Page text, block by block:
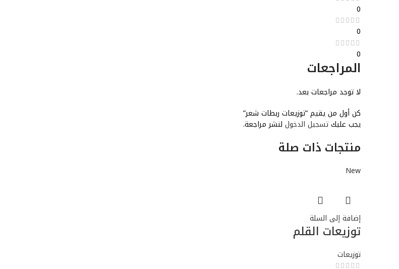
0
0
0
المراجعات
لا توجد مراجعات بعد.
كن أول من يقيم “توزيعات ربطات شعر”
يجب عليكتسجيل الدخول لنشر مراجعة.
منتجات ذات صلة
New
إضافة إلى السلة
توزيعات القلم
توزيعات